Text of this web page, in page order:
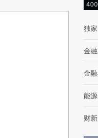
独家
金融
金
能源
财